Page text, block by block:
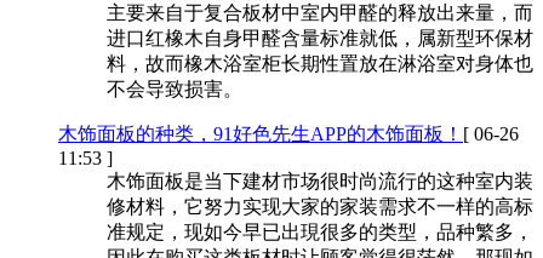
主要来自于复合板材中室内甲醛的释放出来量，而
进口红橡木自身甲醛含量标准就低，属新型环保材
料，故而橡木浴室柜长期性置放在淋浴室对身体也
不会导致损害。
木饰面板的种类，91好色先生APP的木饰面板！ [ 06-26
11:53 ]
木饰面板是当下建材市场很时尚流行的这种室内装
修材料，它努力实现大家的家装需求不一样的高标
准规定，现如今早已出現很多的类型，品种繁多，